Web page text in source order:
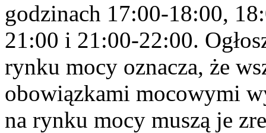
godzinach 17:00-18:00,
21:00 i 21:00-22:00.
rynku mocy oznacza, że
obowiązkami mocowymi
na rynku mocy muszą je